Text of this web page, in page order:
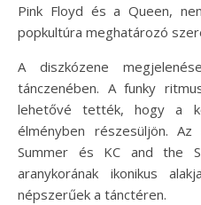
Pink Floyd és a Queen,
popkultúra meghatározó
A diszkózene
tánczenében. A funky
lehetővé tették, hogy a
élményben részesüljön.
Summer és KC and the
aranykorának ikonikus
népszerűek a tánctéren.